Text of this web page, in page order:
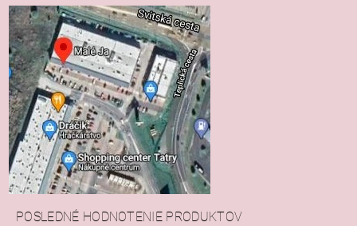
POSLEDNÉ HODNOTENIE PRODUKTOV